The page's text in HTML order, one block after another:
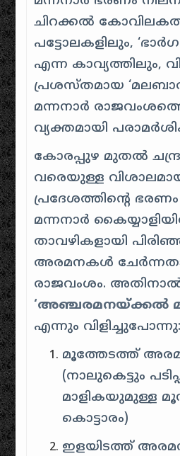
ചിറക്കൽ
പട്ടോലകളിലും,
എന്ന കാവ്യത്തിലും,
പ്രശസ്തമായ
മന്നനാർ
വ്യക്തമായി
കോരപ്പുഴ മുതൽ
വരെയുള്ള
പ്രദേശത്തിന്റെ
മന്നനാർ
താവഴികളായി
അരമനകൾ
രാജവംശം.
‘അഞ്ചരമനയ്ക്കൽ
എന്നും വിളിച്ചുപോന്നു:
മൂത്തേടത്ത്
(നാലുകെട്ടും
മാളികയുമുള്ള
കൊട്ടാരം)
ഇളയിടത്ത്